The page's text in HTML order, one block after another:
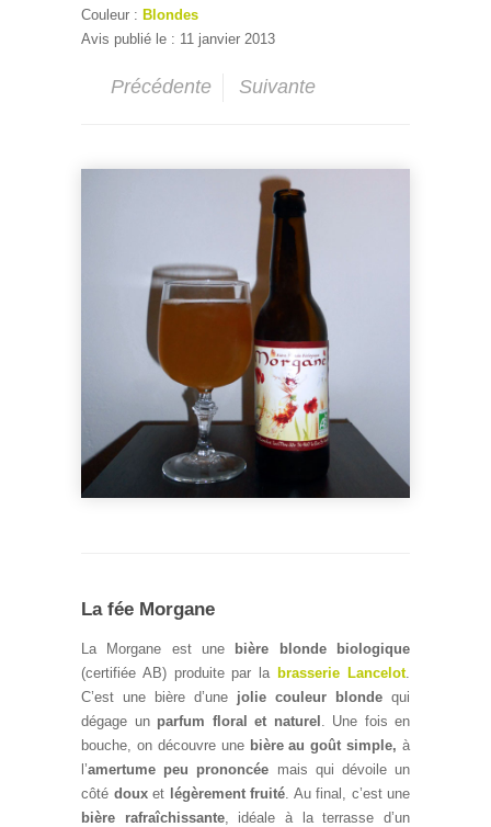
Couleur : Blondes
Avis publié le : 11 janvier 2013
Précédente Suivante
La fée Morgane
La Morgane est une
bière blonde biologique
(certifiée AB) produite par la brasserie Lancelot.
C’est une bière d’une jolie couleur blonde qui
dégage un parfum floral et naturel . Une fois en
bouche, on découvre une bière au goût simple, à
l’amertume peu prononcée mais qui dévoile un
côté douxet légèrement fruité. Au final, c’est une
bière rafraîchissante, idéale à la terrasse d’un